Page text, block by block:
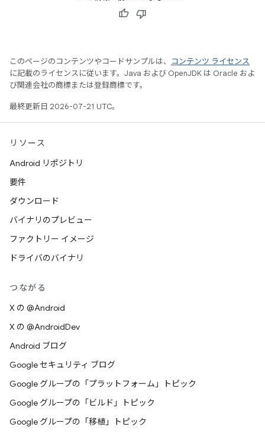
このページのコンテンツやコードサンプルは、
コンテンツ ライセンス
に記載のライセンスに従います。Java および OpenJDK は Oracle およ
び関連会社の商標または登録商標です。
最終更新日 2026-07-21 UTC。
リソース
Android リポジトリ
要件
ダウンロード
バイナリのプレビュー
ファクトリー イメージ
ドライバのバイナリ
つながる
X の @Android
X の @AndroidDev
Android ブログ
Google セキュリティ ブログ
Google グループの「プラットフォーム」トピック
Google グループの「ビルド」トピック
Google グループの「移植」トピック